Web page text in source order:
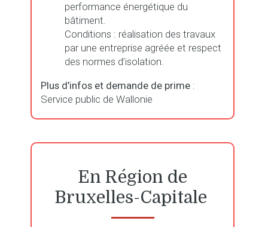
performance énergétique du
bâtiment.
Conditions : réalisation des travaux
par une entreprise agréée et respect
des normes d’isolation.
Plus d’infos et demande de prime :
Service public de Wallonie
En Région de
Bruxelles-Capitale